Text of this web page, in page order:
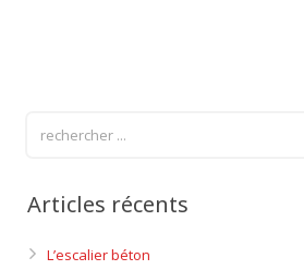
Articles récents
L’escalier béton